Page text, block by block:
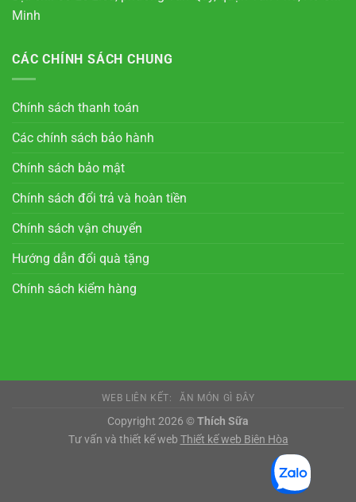
Minh
CÁC CHÍNH SÁCH CHUNG
Chính sách thanh toán
Các chính sách bảo hành
Chính sách bảo mật
Chính sách đổi trả và hoàn tiền
Chính sách vận chuyển
Hướng dẫn đổi quà tặng
Chính sách kiểm hàng
WEB LIÊN KẾT: ĂN MÓN GÌ ĐÂY
Copyright 2026 © Thích Sữa
Tư vấn và thiết kế web Thiết kế web Biên Hòa